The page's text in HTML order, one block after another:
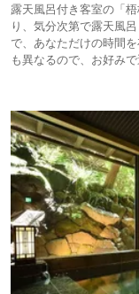
露天風呂付き客室の「
り、気分次第で露天風
で、あなただけの時間
も異なるので、お好み